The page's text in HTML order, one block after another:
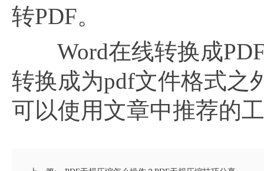
转PDF。
Word在线转换成PDF
转换成为pdf文件格式之
可以使用文章中推荐的